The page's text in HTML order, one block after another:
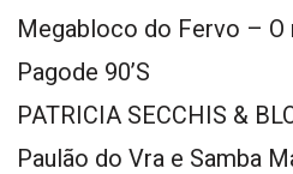
Megabloco do Fervo –
Pagode 90’S
PATRICIA SECCHIS &
Paulão do Vra e Samba